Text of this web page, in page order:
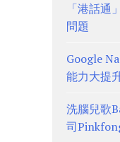
「港話
問題
Google
能力大提
洗腦兒歌
司